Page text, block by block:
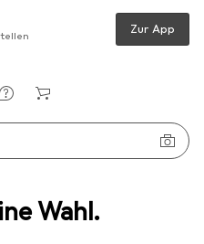
Wahl.
Zur App
StarTech Fiber Patch Cable Lc - Lc